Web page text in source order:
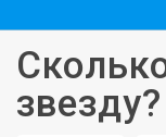
звезду?